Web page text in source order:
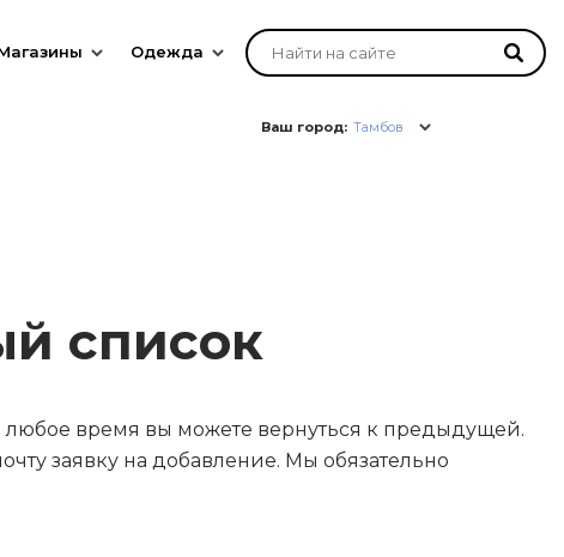
Одежда
Ваш город: Тамбов
список
любое время вы можете вернуться к предыдущей.
заявку на добавление. Мы обязательно